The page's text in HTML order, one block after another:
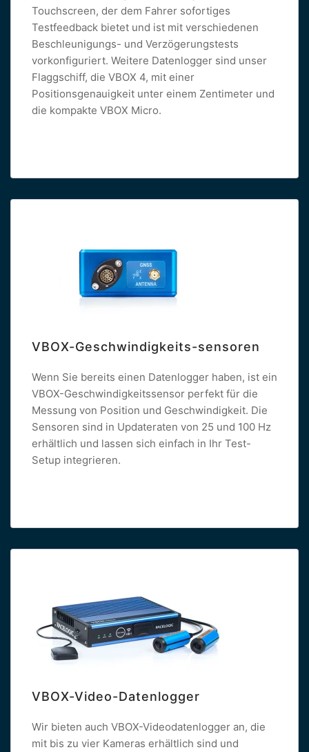
Touchscreen, der dem Fahrer sofortiges
Testfeedback bietet und ist mit verschiedenen
Beschleunigungs- und Verzögerungstests
vorkonfiguriert. Weitere Datenlogger sind unser
Flaggschiff, die VBOX 4, mit einer
Positionsgenauigkeit unter einem Zentimeter und
die kompakte VBOX Micro.
VBOX-Geschwindigkeits-sensoren
Wenn Sie bereits einen Datenlogger haben, ist ein
VBOX-Geschwindigkeitssensor perfekt für die
Messung von Position und Geschwindigkeit. Die
Sensoren sind in Updateraten von 25 und 100 Hz
erhältlich und lassen sich einfach in Ihr Test-
Setup integrieren.
VBOX-Video-Datenlogger
Wir bieten auch VBOX-Videodatenlogger an, die
mit bis zu vier Kameras erhältlich sind und